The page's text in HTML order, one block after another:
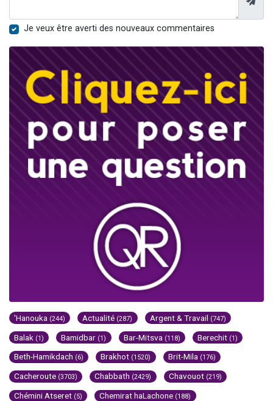
Je veux être averti des nouveaux commentaires
'Hanouka (244) Actualité (287) Argent & Travail (747)
Balak (1) Bamidbar (1) Bar-Mitsva (118) Berechit (1)
Beth-Hamikdach (6) Brakhot (1520) Brit-Mila (176)
Cacheroute (3703) Chabbath (2429) Chavouot (219)
Chémini Atseret (5) Chemirat haLachone (188)